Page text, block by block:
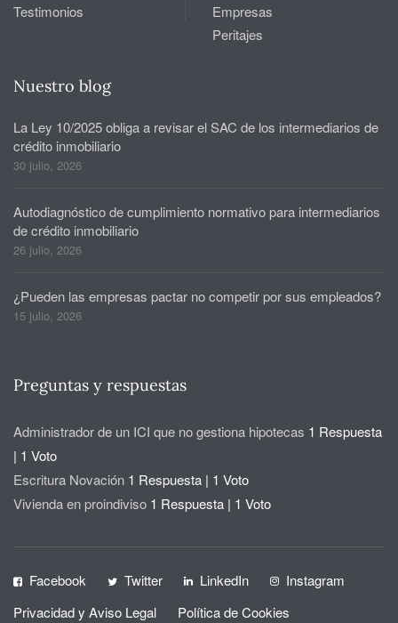
Testimonios
Empresas
Peritajes
Nuestro blog
La Ley 10/2025 obliga a revisar el SAC de los intermediarios de
crédito inmobiliario
30 julio, 2026
Autodiagnóstico de cumplimiento normativo para intermediarios
de crédito inmobiliario
26 julio, 2026
¿Pueden las empresas pactar no competir por sus empleados?
15 julio, 2026
Preguntas y respuestas
Administrador de un ICI que no gestiona hipotecas 1 Respuesta
| 1 Voto
Escritura Novación 1 Respuesta | 1 Voto
Vivienda en proindiviso 1 Respuesta | 1 Voto
Facebook Twitter LinkedIn
Instagram
Privacidad y Aviso Legal
Política de Cookies